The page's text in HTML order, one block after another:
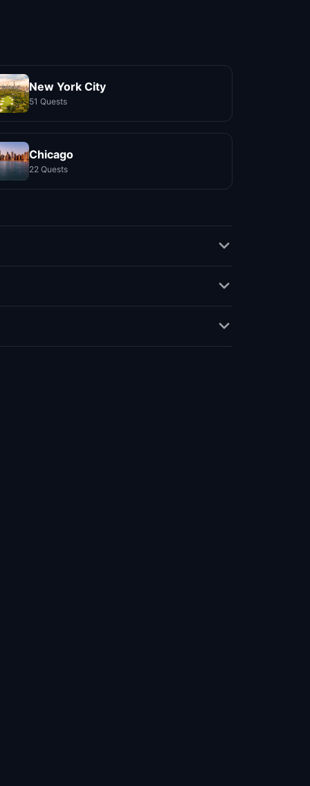
New York City
51 Quests
Chicago
22 Quests